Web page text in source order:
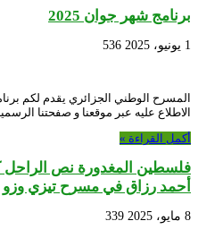
برنامج شهر جوان 2025
1 يونيو، 2025 536
المسرح الوطني الجزائري يقدم لكم
الاطلاع عليه عبر موقعنا و صفحتنا
أكمل القراءة »
فلسطين المغدورة نص الراحل
أحمد رزاق في مسرح تيزي وزو
8 مايو، 2025 339